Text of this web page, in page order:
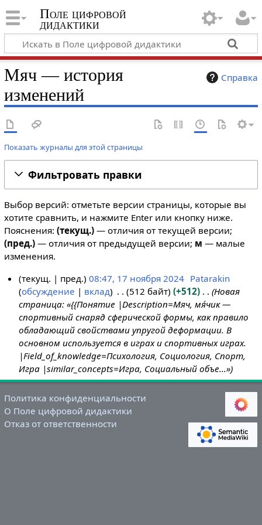
Поле цифровой
дидактики
Справка
Мяч — история
изменений
Показать журналы для этой страницы
Фильтровать правки
Выбор версий: отметьте версии страницы, которые вы
хотите сравнить, и нажмите Enter или кнопку ниже.
Пояснения: (текущ.)— отличия от текущей версии;
(пред.)— отличия от предыдущей версии; м — малые
изменения.
2
0
2
текущ. пред. 08:47, 17 ноября 2024 Patarakin
обсуждение
вклад 512 байт +512
Новая
страница: «{{Понятие |Description=Мяч, мя́чик —
спортивный снаряд сферической формы, как правило
обладающий свойствами упругой деформации. В
основном используется в играх и спортивных играх.
|Field_of_knowledge=Психология, Социология, Спорт,
Игра |similar_concepts=Игра, Социальный объе...»
Политика конфиденциальности
О Поле цифровой дидактики
Отказ от ответственности